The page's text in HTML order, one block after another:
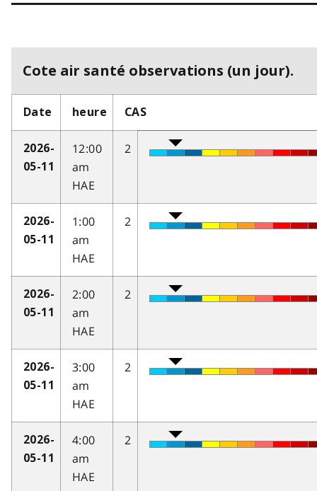
Cote air santé observations (un jour).
Date heure CAS
2026-
05-11
12:00
am
HAE
2
2026-
05-11
1:00
am
HAE
2
2026-
05-11
2:00
am
HAE
2
2026-
05-11
3:00
am
HAE
2
2026-
05-11
4:00
am
HAE
2